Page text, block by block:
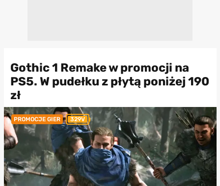
Gothic 1 Remake w promocji na
PS5. W pudełku z płytą poniżej 190
zł
PROMOCJE GIER 329V